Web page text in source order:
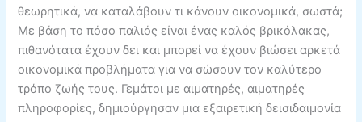
θεωρητικά, να καταλάβουν τι κάνουν οικονομικά, σωστά;
Με βάση το πόσο παλιός είναι ένας καλός βρικόλακας,
πιθανότατα έχουν δει και μπορεί να έχουν βιώσει αρκετά
οικονομικά προβλήματα για να σώσουν τον καλύτερο
τρόπο ζωής τους. Γεμάτοι με αιματηρές, αιματηρές
πληροφορίες, δημιούργησαν μια εξαιρετική δεισιδαιμονία